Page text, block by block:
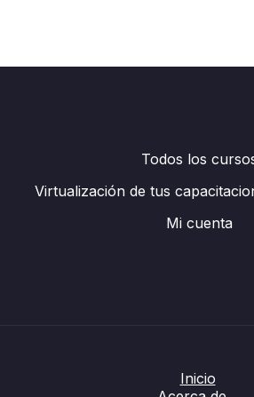
Todos los
Virtualización de tus
Mi cuenta
Inicio